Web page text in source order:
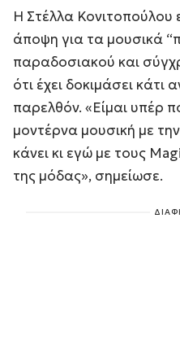
Η Στέλλα Κονιτοπούλου
άποψη για τα μουσικά
παραδοσιακού και
ότι έχει δοκιμάσει κάτι
παρελθόν. «Είμαι υπέρ
μοντέρνα μουσική με
κάνει κι εγώ με τους
της μόδας», σημείωσε.